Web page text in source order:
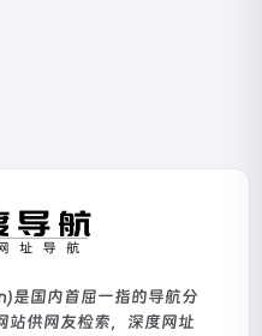
是国内首屈一指的导航分
站供网友检索，深度网址